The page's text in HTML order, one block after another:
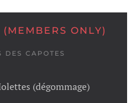
ONLY)
DES CAPOTES
(dégommage)